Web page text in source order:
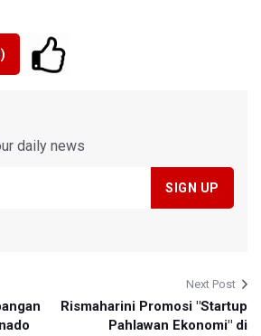
)
daily news
Next Post
Rismaharini Promosi "Startup
Pahlawan Ekonomi" di